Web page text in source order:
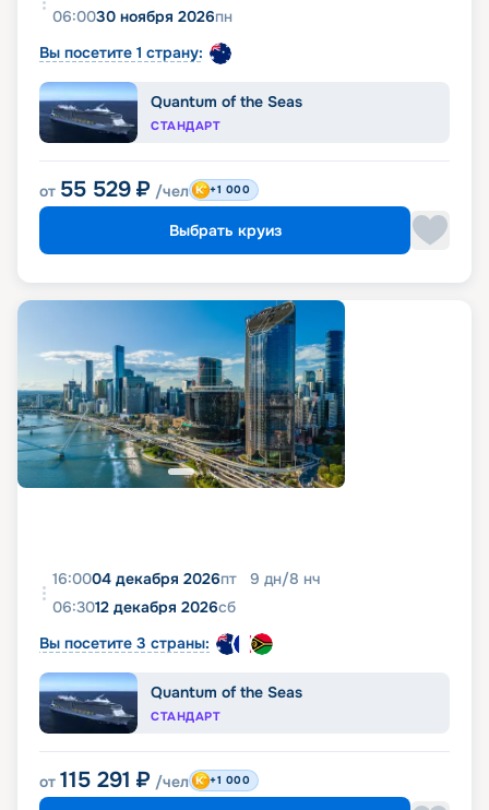
06:0030 ноября 2026пн
Вы посетите 1 страну:
Quantum of the Seas
СТАНДАРТ
от 55 529 ₽ /чел +1 000
Выбрать круиз
16:0004 декабря 2026пт 9 дн/8 нч
06:3012 декабря 2026сб
Вы посетите 3 страны:
Quantum of the Seas
СТАНДАРТ
от 115 291 ₽ /чел +1 000